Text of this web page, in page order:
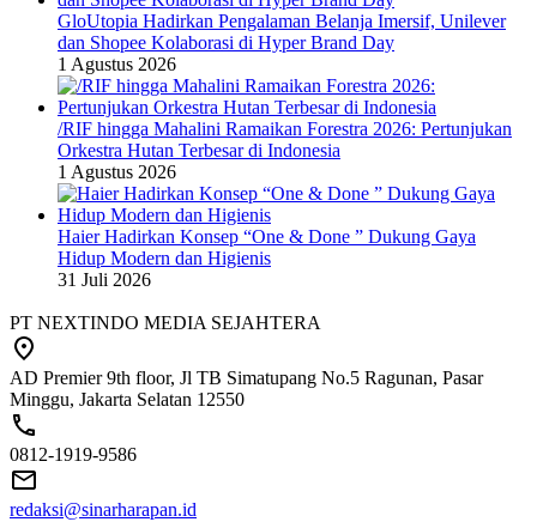
GloUtopia Hadirkan Pengalaman Belanja Imersif, Unilever
dan Shopee Kolaborasi di Hyper Brand Day
1 Agustus 2026
/RIF hingga Mahalini Ramaikan Forestra 2026: Pertunjukan
Orkestra Hutan Terbesar di Indonesia
1 Agustus 2026
Haier Hadirkan Konsep “One & Done ” Dukung Gaya
Hidup Modern dan Higienis
31 Juli 2026
PT NEXTINDO MEDIA SEJAHTERA
AD Premier 9th floor, Jl TB Simatupang No.5 Ragunan, Pasar
Minggu, Jakarta Selatan 12550
0812-1919-9586
redaksi@sinarharapan.id